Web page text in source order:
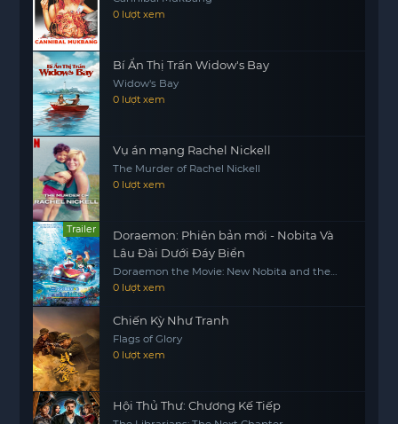
motphims1.comcòn là hành trình khám phá bản
thân, những khát vọng và sự hy sinh. Khi các
nhân vật phải đối mặt với những lựa chọn khó
khăn, điều gì sẽ quyết định số phận của họ trong
cuộc chiến này? Sự xuất hiện của Chén Thánh
mới sẽ thay đổi mọi thứ, và cuộc chiến một lần
nữa bắt đầu.
0 lượt xem
Bí Ẩn Thị Trấn Widow's Bay
Widow's Bay
0 lượt xem
Vụ án mạng Rachel Nickell
The Murder of Rachel Nickell
0 lượt xem
Trailer
Doraemon: Phiên bản mới - Nobita Và
Lâu Đài Dưới Đáy Biển
Doraemon the Movie: New Nobita and the
Castle of the Undersea Devil
0 lượt xem
Chiến Kỳ Như Tranh
Flags of Glory
0 lượt xem
Hội Thủ Thư: Chương Kế Tiếp